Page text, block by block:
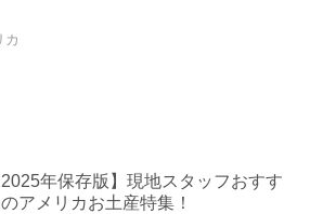
カ
2025年保存版】現地スタッフおすす
アメリカお土産特集！